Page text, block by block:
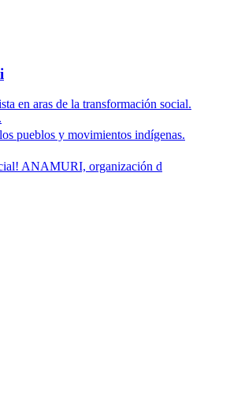
en aras de la transformación social.
pueblos y movimientos indígenas.
ANAMURI, organización d